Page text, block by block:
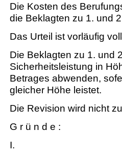
Die Kosten des
die Beklagten zu 1. und
Das Urteil ist vorläufig
Die Beklagten zu 1. und
Sicherheitsleistung in
Betrages abwenden,
gleicher Höhe leistet.
Die Revision wird nicht
G r ü n d e :
I.